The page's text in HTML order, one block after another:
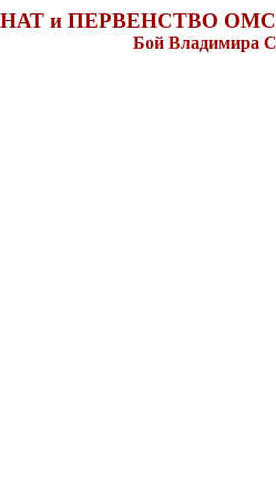
и ПЕРВЕНСТВО
Бой Владимира